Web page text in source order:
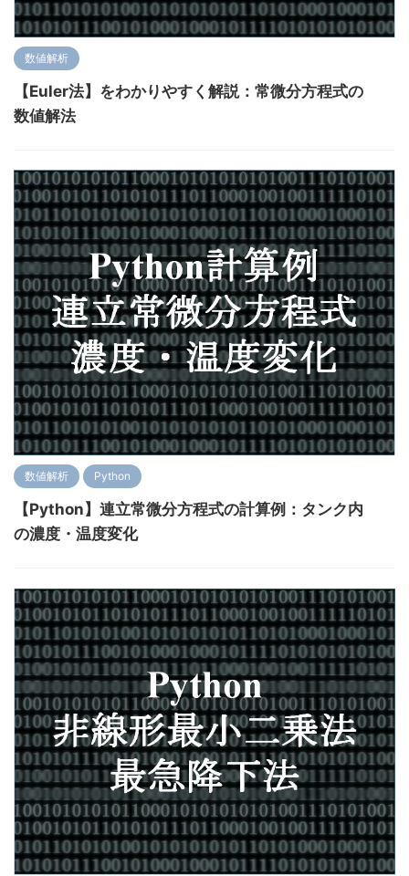
数値解析
【Euler法】をわかりやすく解説：常微分方程式の
数値解法
数値解析 Python
【Python】連立常微分方程式の計算例：タンク内
の濃度・温度変化